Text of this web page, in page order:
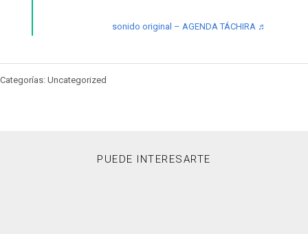
♬ sonido original – AGENDA TÁCHIRA
Categorías: Uncategorized
PUEDE INTERESARTE